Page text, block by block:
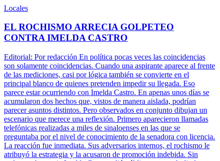
Locales
EL ROCHISMO ARRECIA GOLPETEO
CONTRA IMELDA CASTRO
Editorial: Por redacción En política pocas veces las coincidencias
son solamente coincidencias. Cuando una aspirante aparece al frente
de las mediciones, casi por lógica también se convierte en el
principal blanco de quienes pretenden impedir su llegada. Eso
parece estar ocurriendo con Imelda Castro. En apenas unos días se
acumularon dos hechos que, vistos de manera aislada, podrían
parecer asuntos distintos. Pero observados en conjunto dibujan un
escenario que merece una reflexión. Primero aparecieron llamadas
telefónicas realizadas a miles de sinaloenses en las que se
preguntaba por el nivel de conocimiento de la senadora con licencia.
La reacción fue inmediata. Sus adversarios internos, el rochismo le
atribuyó la estrategia y la acusaron de promoción indebida. Sin